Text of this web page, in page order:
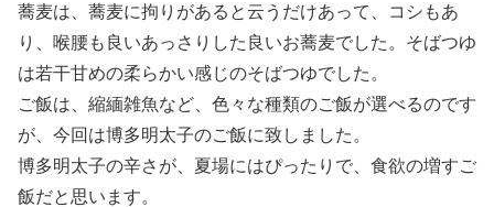
蕎麦は、蕎麦に拘りがあると云うだけあって、コシもあ
り、喉腰も良いあっさりした良いお蕎麦でした。そばつゆ
は若干甘めの柔らかい感じのそばつゆでした。
ご飯は、縮緬雑魚など、色々な種類のご飯が選べるのです
が、今回は博多明太子のご飯に致しました。
博多明太子の辛さが、夏場にはぴったりで、食欲の増すご
飯だと思います。